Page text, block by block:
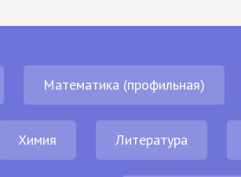
Математика (профильная)
Химия Литература